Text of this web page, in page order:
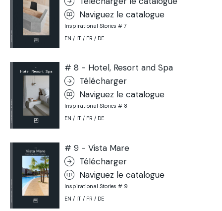
Naviguez le catalogue
Inspirational Stories # 7
EN / IT / FR / DE
# 8 - Hotel, Resort and Spa
Télécharger
Naviguez le catalogue
Inspirational Stories # 8
EN / IT / FR / DE
# 9 - Vista Mare
Télécharger
Naviguez le catalogue
Inspirational Stories # 9
EN / IT / FR / DE